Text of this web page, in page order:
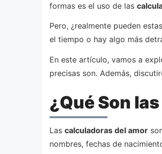
formas es el uso de las
Pero, ¿realmente pueden
el tiempo o hay algo más
En este artículo, vamos a
precisas son. Además,
¿Qué Son
Las calculadoras del amor
nombres, fechas de